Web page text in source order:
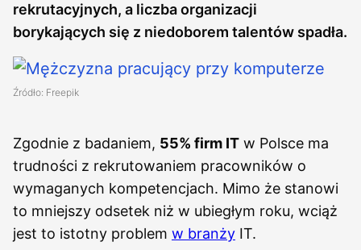
rekrutacyjnych, a liczba organizacji
borykających się z niedoborem talentów spadła.
Źródło: Freepik
Zgodnie z badaniem, 55% firm IT w Polsce ma
trudności z rekrutowaniem pracowników o
wymaganych kompetencjach. Mimo że stanowi
to mniejszy odsetek niż w ubiegłym roku, wciąż
jest to istotny problem w branży IT.